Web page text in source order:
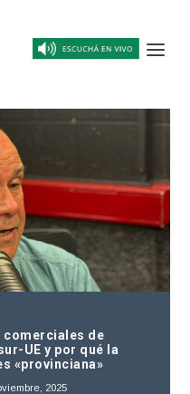
comerciales de
UE y por qué la
«provinciana»
2025